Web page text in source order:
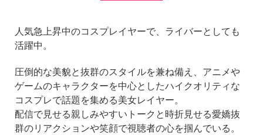
人気急上昇中のコスプレイヤーで、ライバーとしても
活躍中。
圧倒的な美貌と抜群のスタイルを兼ね備え、アニメや
ゲームのキャラクターを中心としたハイクオリティな
コスプレで話題を集める美女レイヤー。
配信で見せる親しみやすいトークと時折見せる愛嬌抜
群のリアクションや笑顔で視聴者の心を掴んでいる。